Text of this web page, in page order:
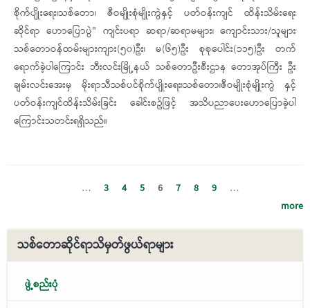
စိုက်ပျိုးရေး၊သစ်တော၊ ဇီဝမျိုးစုံမျိုးကွဲနှင့် ပတ်ဝန်းကျင် ထိန်းသိမ်းရေး
ဆိုင်ရာ ဟောပြောပွဲ" ကျင်းပရာ ဆရာ/ဆရာမများ၊ ကျောင်းသား/သူများ
သစ်တောဝန်ထမ်းများကျား(၅၀)ဦး၊ မ(၆၅)ဦး စုစုပေါင်း(၁၁၅)ဦး တက်
ရောက်ခဲ့ပါကြောင်း ဘီးလင်းမြို့နယ် သစ်တောဦးစီးဌာန တောအုပ်ကြီး ဦး
ချမ်းလင်းအေးမှ မိုးရာသီသစ်ပင်စိုက်ပျိုးရေး၊သစ်တော၊ဇီဝမျိုးစုံမျိုးကွဲ နှင့်
ပတ်ဝန်းကျင်​ထိန်းသိမ်းခြင်း ခေါင်းစဥ်ဖြင့် အသိပညာပေးဟောပြောခဲ့ပါ
ကြောင်းသတင်းရရှိသည်။
… 3 4 5 6 7 8 9
…
more
သစ်တောဆိုင်ရာသိမှတ်ဖွယ်ရာများ
ဖွဲ့စည်းပုံ